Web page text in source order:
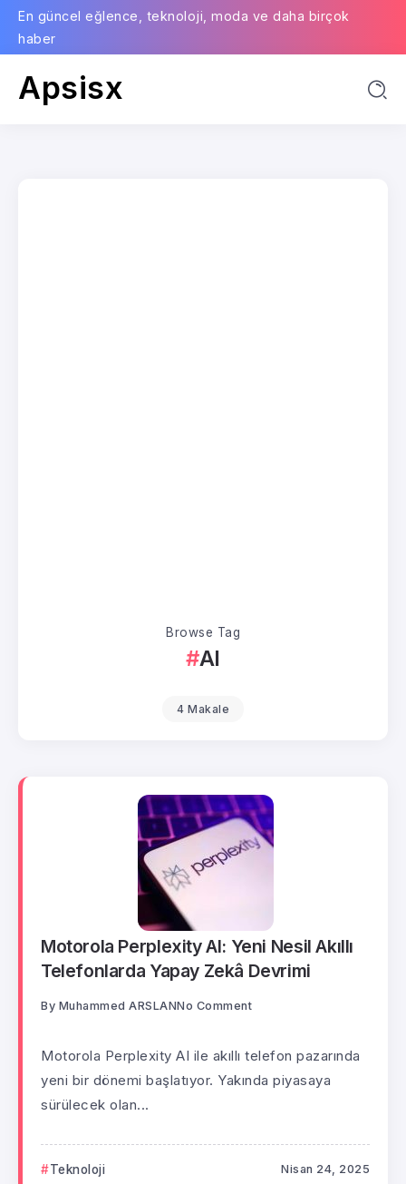
En güncel eğlence, teknoloji, moda ve daha birçok
haber
Apsisx
Browse Tag
AI
4 Makale
Motorola Perplexity AI: Yeni Nesil Akıllı
Telefonlarda Yapay Zekâ Devrimi
By Muhammed ARSLANNo Comment
Motorola Perplexity AI ile akıllı telefon pazarında
yeni bir dönemi başlatıyor. Yakında piyasaya
sürülecek olan...
Teknoloji Nisan 24, 2025